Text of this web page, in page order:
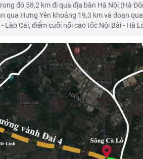
đó 58,2 km đi qua địa bàn Hà Nội (Hà
qua Hưng Yên khoảng 19,3 km và đoạn
Cai, điểm cuối nối cao tốc Nội Bài - Hà